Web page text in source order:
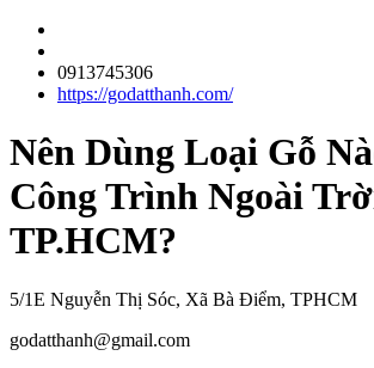
0913745306
https://godatthanh.com/
Nên Dùng Loại Gỗ
Công Trình Ngoài
TP.HCM?
5/1E Nguyễn Thị Sóc, Xã Bà Điểm, TPHCM
godatthanh@gmail.com